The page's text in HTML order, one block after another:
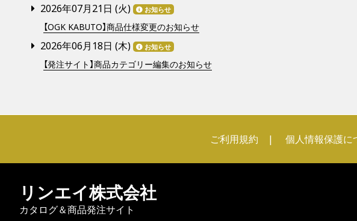
2026年07月21日 (火) お知らせ
【OGK KABUTO】商品仕様変更のお知らせ
2026年06月18日 (木) お知らせ
【発注サイト】商品カテゴリー編集のお知らせ
ご利用規約 個人情報保護に
リンエイ株式会社
カタログ＆商品発注サイト